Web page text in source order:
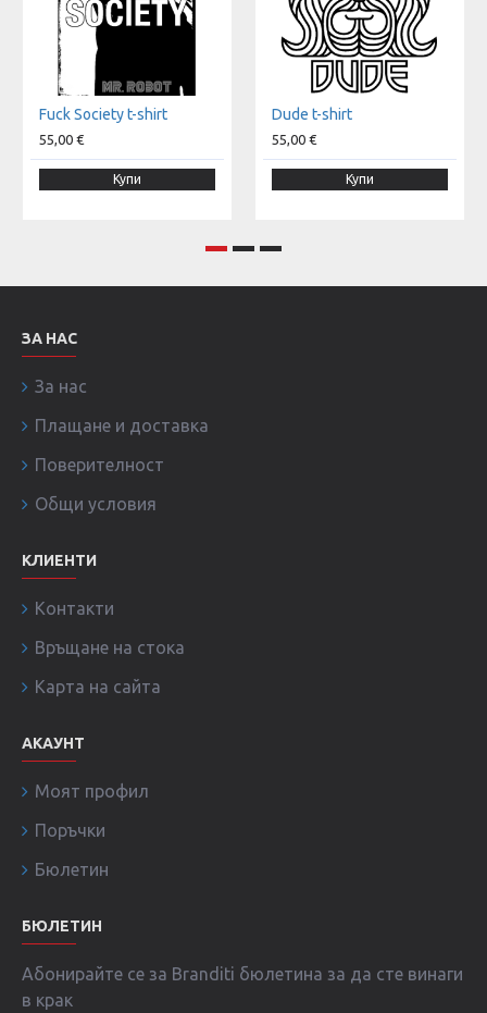
Fuck Society t-shirt
55,00 €
Купи
Dude t-shirt
55,00 €
Купи
ЗА НАС
За нас
Плащане и доставка
Поверителност
Общи условия
КЛИЕНТИ
Контакти
Връщане на стока
Карта на сайта
АКАУНТ
Моят профил
Поръчки
Бюлетин
БЮЛЕТИН
Абонирайте се за Branditi бюлетина за да сте винаги
в крак